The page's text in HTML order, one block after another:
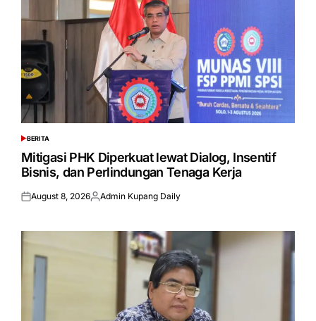
POSTED
IN
BERITA
Mitigasi PHK Diperkuat lewat Dialog, Insentif
Bisnis, dan Perlindungan Tenaga Kerja
Posted
August 8, 2026Posted
Admin Kupang Daily